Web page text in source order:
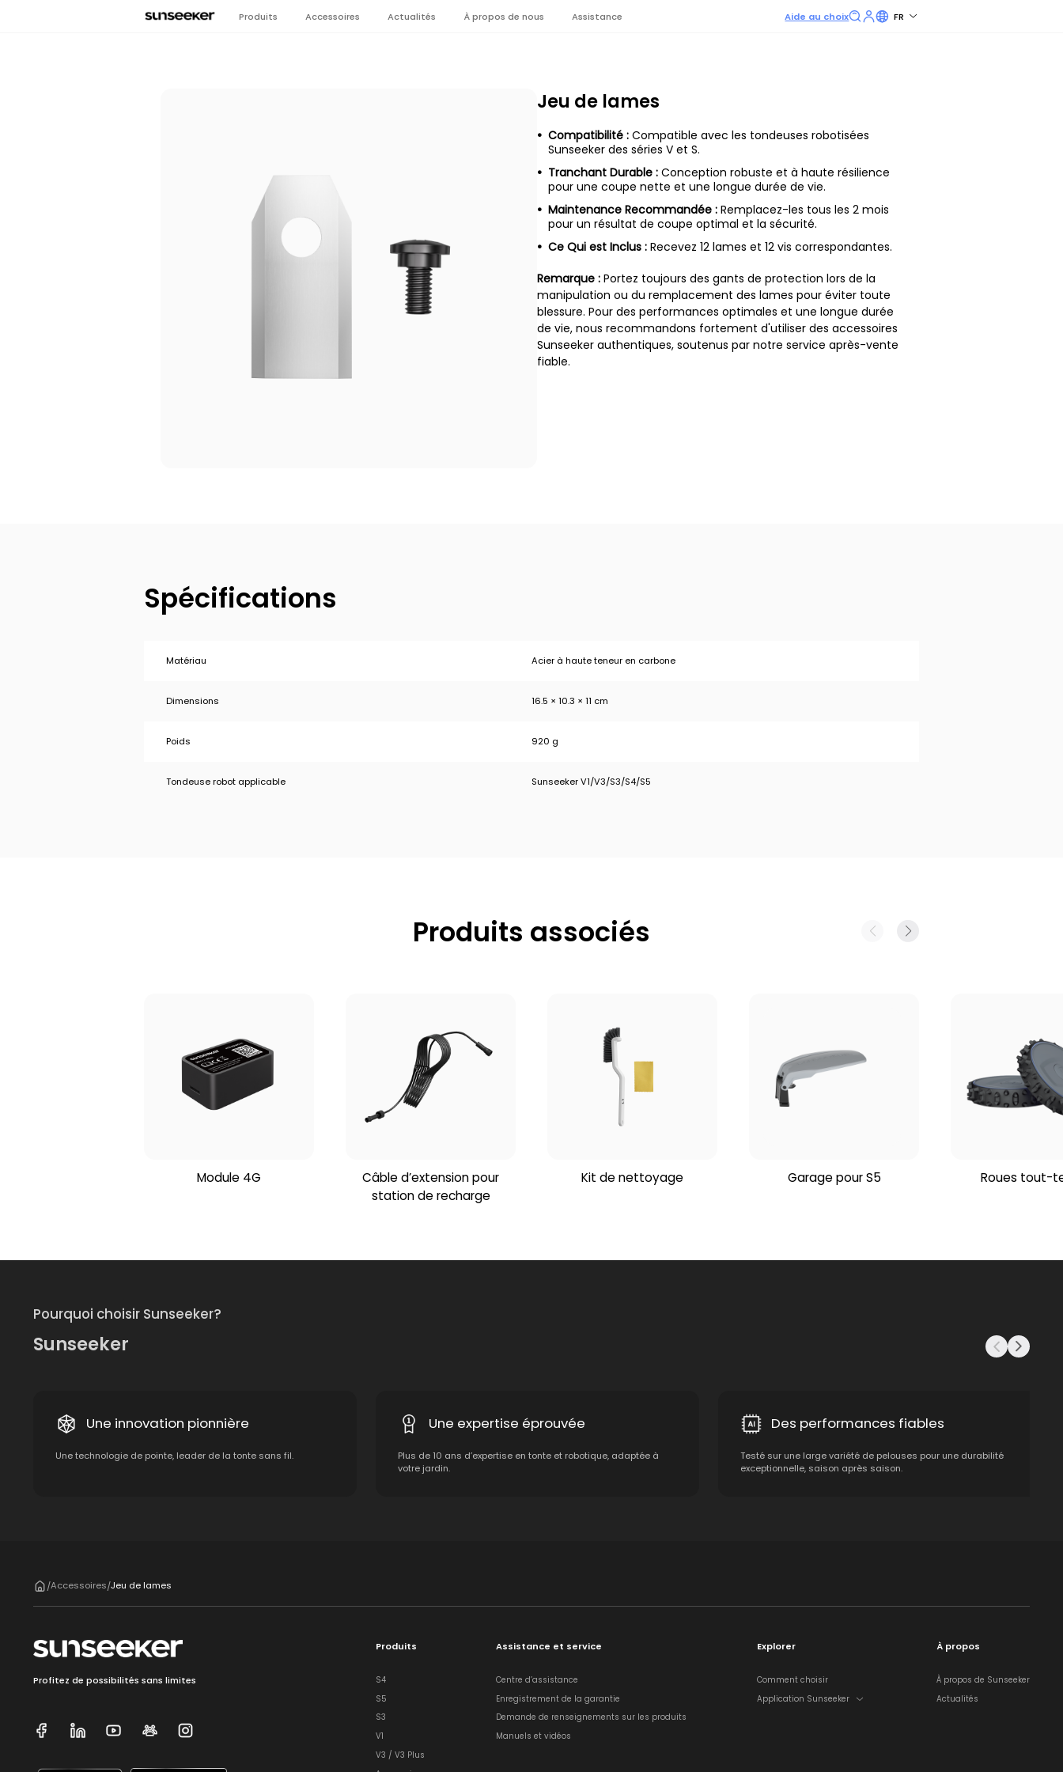
Produits Accessoires Actualités À propos de nous Assistance Aide au choix FR
Jeu de lames
Compatibilité : Compatible avec les tondeuses robotisées
Sunseeker des séries V et S.
Tranchant Durable : Conception robuste et à haute résilience
pour une coupe nette et une longue durée de vie.
Maintenance Recommandée : Remplacez-les tous les 2 mois
pour un résultat de coupe optimal et la sécurité.
Ce Qui est Inclus : Recevez 12 lames et 12 vis correspondantes.
Remarque : Portez toujours des gants de protection lors de la
manipulation ou du remplacement des lames pour éviter toute
blessure. Pour des performances optimales et une longue durée
de vie, nous recommandons fortement d'utiliser des accessoires
Sunseeker authentiques, soutenus par notre service après-vente
fiable.
Spécifications
Matériau Acier à haute teneur en carbone
Dimensions 16.5 × 10.3 × 11 cm
Poids 920 g
Tondeuse robot applicable Sunseeker V1/V3/S3/S4/S5
Produits associés
Module 4G
Câble d’extension pour
station de recharge
Kit de nettoyage Garage pour S5 Roues tout-
Pourquoi choisir Sunseeker?
Sunseeker
Une innovation pionnière
Une technologie de pointe, leader de la tonte sans fil.
Une expertise éprouvée
Plus de 10 ans d’expertise en tonte et robotique, adaptée à
votre jardin.
Des performances fiables
Testé sur une large variété de pelouses pour une durabilité
exceptionnelle, saison après saison.
/Accessoires/Jeu de lames
Profitez de possibilités sans limites
Produits
S4
S5
S3
V1
V3 / V3 Plus
Assistance et service
Centre d’assistance
Enregistrement de la garantie
Demande de renseignements sur les produits
Manuels et vidéos
Explorer
Comment choisir
Application Sunseeker
À propos
À propos de Sunseeker
Actualités